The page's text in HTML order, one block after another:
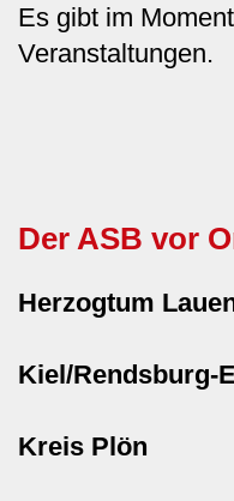
Es gibt im
Veranstaltungen.
Der ASB vor
Herzogtum
Kiel/Rendsburg-
Kreis Plön